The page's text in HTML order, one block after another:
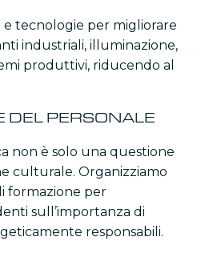
tecnologie per migliorare
industriali, illuminazione,
produttivi, riducendo al
DEL PERSONALE
non è solo una questione
culturale. Organizziamo
formazione per
sull’importanza di
responsabili.